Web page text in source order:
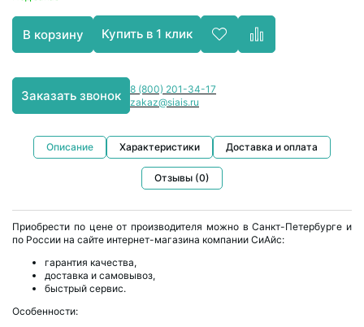
В корзину Купить в 1 клик
Заказать звонок
8 (800) 201-34-17
zakaz@siais.ru
Описание Характеристики Доставка и оплата
Отзывы (0)
Приобрести по цене от производителя можно в Санкт-Петербурге и
по России на сайте интернет-магазина компании СиАйс:
гарантия качества,
доставка и самовывоз,
быстрый сервис.
Особенности: